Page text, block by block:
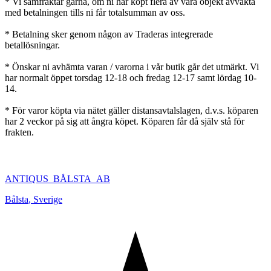
med betalningen tills ni får totalsumman av oss.
* Betalning sker genom någon av Traderas integrerade
betallösningar.
* Önskar ni avhämta varan / varorna i vår butik går det utmärkt. Vi
har normalt öppet torsdag 12-18 och fredag 12-17 samt lördag 10-
14.
* För varor köpta via nätet gäller distansavtalslagen, d.v.s. köparen
har 2 veckor på sig att ångra köpet. Köparen får då själv stå för
frakten.
ANTIQUS_BÅLSTA_AB
Bålsta, Sverige